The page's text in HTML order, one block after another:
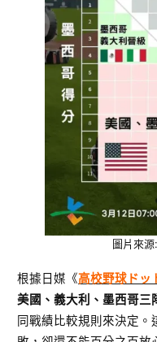
圖片來源:
根據日媒《高校野球ドッ
美國、義大利、墨西哥三
同戰績比較規則來決定。